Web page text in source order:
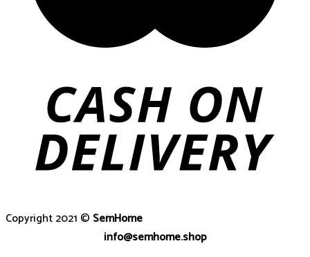
Copyright 2021 © SemHome
info@semhome.shop